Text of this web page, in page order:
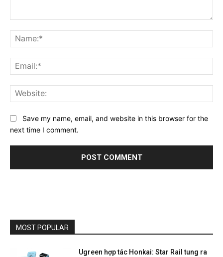
Save my name, email, and website in this browser for the
next time I comment.
MOST POPULAR
Ugreen hợp tác Honkai: Star Rail tung ra